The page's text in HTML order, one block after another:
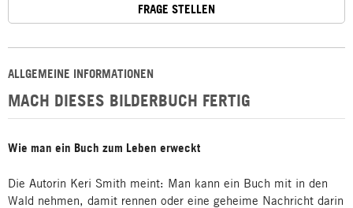
ALLGEMEINE INFORMATIONEN
MACH DIESES BILDERBUCH FERTIG
Wie man ein Buch zum Leben erweckt
Die Autorin Keri Smith meint: Man kann ein Buch mit in den
Wald nehmen, damit rennen oder eine geheime Nachricht darin
FRAGE STELLEN